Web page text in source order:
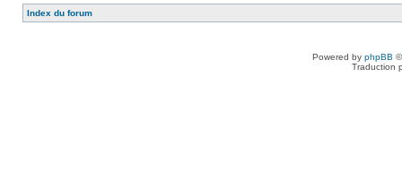
Index du forum
Powered by phpBB
Traduction